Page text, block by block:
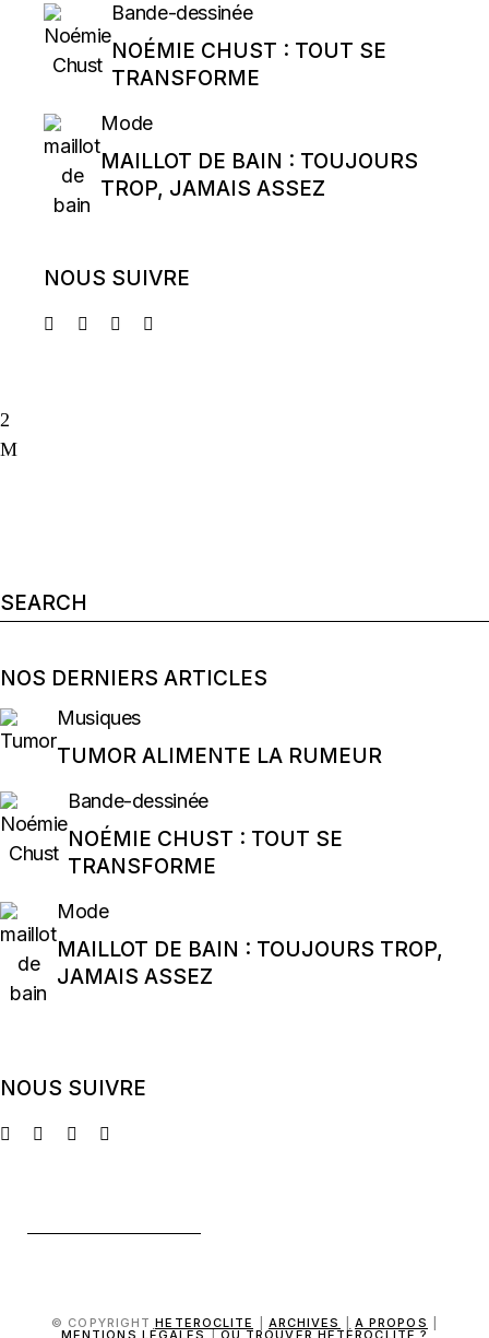
Bande-dessinée
NOÉMIE CHUST : TOUT SE
TRANSFORME
Mode
MAILLOT DE BAIN : TOUJOURS
TROP, JAMAIS ASSEZ
NOUS SUIVRE
Search
for:
NOS DERNIERS ARTICLES
Musiques
TUMOR ALIMENTE LA RUMEUR
Bande-dessinée
NOÉMIE CHUST : TOUT SE
TRANSFORME
Mode
MAILLOT DE BAIN : TOUJOURS TROP,
JAMAIS ASSEZ
NOUS SUIVRE
© COPYRIGHTHETEROCLITE ARCHIVES A PROPOS
MENTIONS LÉGALES OÙ TROUVER HÉTÉROCLITE ?